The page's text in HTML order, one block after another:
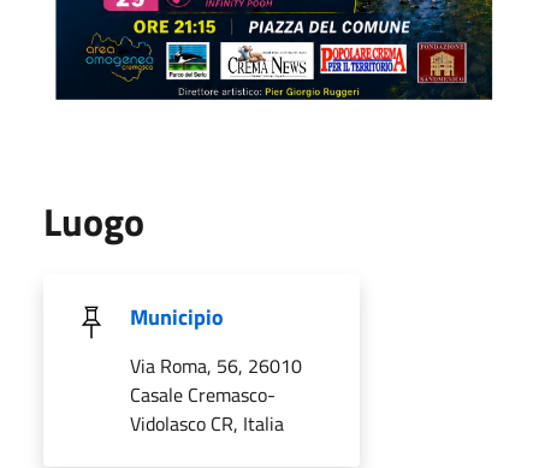
Luogo
Municipio
Via Roma, 56, 26010
Casale Cremasco-
Vidolasco CR, Italia